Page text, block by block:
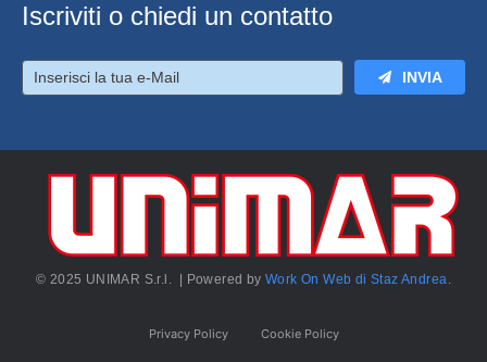
Iscriviti o chiedi un contatto
INVIA
© 2025 UNIMAR S.r.l. | Powered byWork On Web di Staz Andrea.
Privacy Policy Cookie Policy